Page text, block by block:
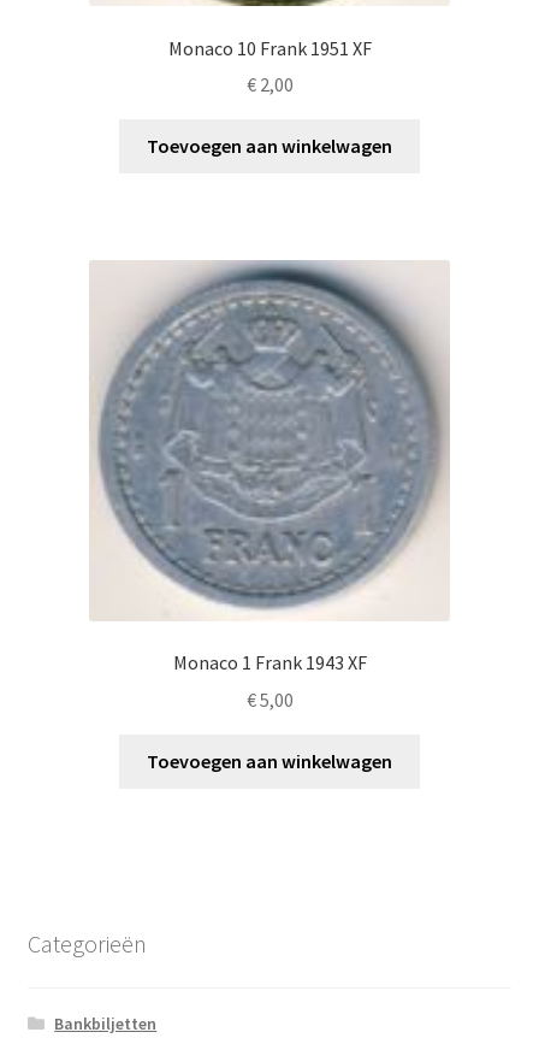
Monaco 10 Frank 1951 XF
€2,00
Toevoegen aan winkelwagen
Monaco 1 Frank 1943 XF
€5,00
Toevoegen aan winkelwagen
Categorieën
Bankbiljetten